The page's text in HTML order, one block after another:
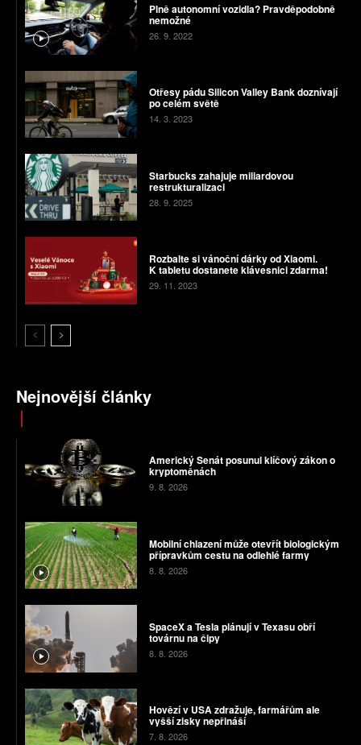
Plně autonomní vozidla? Pravděpodobně
nemožné
26. 9. 2022
Otřesy pádu Silicon Valley Bank doznívají
po celém světě
14. 3. 2023
Starbucks zahajuje miliardovou
restrukturalizaci
28. 9. 2025
Rozbalte si vánoční dárky od Xiaomi.
K tabletu dostanete klávesnici zdarma!
29. 11. 2023
Nejnovější články
Americký Senát posunul klíčový zákon o
kryptoměnách
9. 8. 2026
Mobilní chlazení může otevřít biologickým
přípravkům cestu na odlehlé farmy
8. 8. 2026
SpaceX a Tesla plánují v Texasu obří
továrnu na čipy
8. 8. 2026
Hovězí v USA zdražuje, farmářům ale
vyšší zisky nepřináší
7. 8. 2026